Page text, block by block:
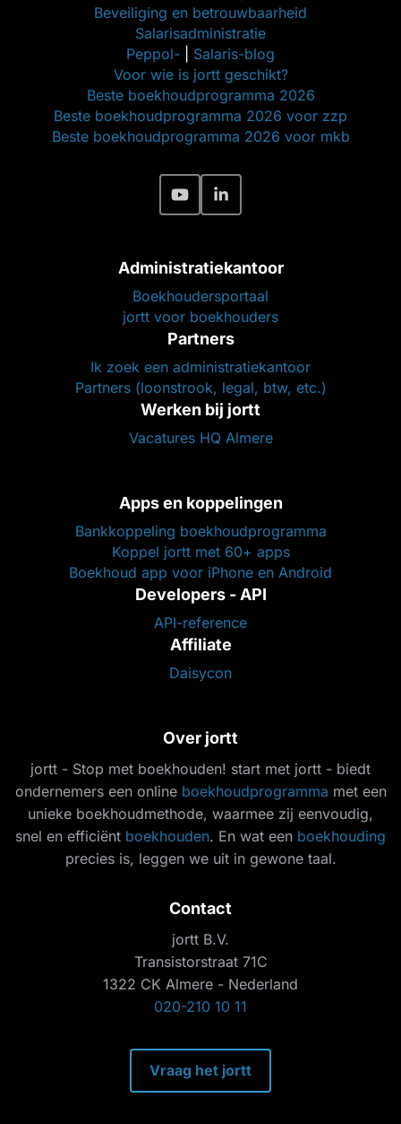
Beveiliging en betrouwbaarheid
Salarisadministratie
Peppol-
Salaris-blog
Voor wie is jortt geschikt?
Beste boekhoudprogramma 2026
Beste boekhoudprogramma 2026 voor zzp
Beste boekhoudprogramma 2026 voor mkb
Administratiekantoor
Boekhoudersportaal
jortt voor boekhouders
Partners
Ik zoek een administratiekantoor
Partners (loonstrook, legal, btw, etc.)
Werken bij jortt
Vacatures HQ Almere
Apps en koppelingen
Bankkoppeling boekhoudprogramma
Koppel jortt met 60+ apps
Boekhoud app voor iPhone en Android
Developers - API
API-reference
Affiliate
Daisycon
Over jortt
jortt - Stop met boekhouden! start met jortt - biedt
ondernemers een online boekhoudprogramma met een
unieke boekhoudmethode, waarmee zij eenvoudig,
snel en efficiënt boekhouden. En wat een boekhouding
precies is, leggen we uit in gewone taal.
Contact
jortt B.V.
Transistorstraat 71C
1322 CK Almere - Nederland
020-210 10 11
Vraag het jortt